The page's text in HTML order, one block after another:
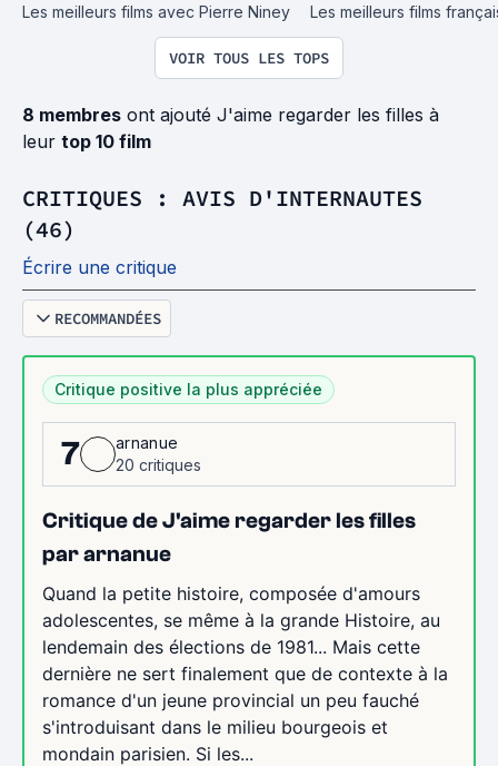
Les meilleurs films avec Pierre Niney Les meilleurs films
VOIR TOUS LES TOPS
8 membres ont ajouté J'aime regarder les filles à
leur top 10 film
CRITIQUES : AVIS D'INTERNAUTES
(46)
Écrire une critique
RECOMMANDÉES
Critique positive la plus appréciée
7
arnanue
20 critiques
Critique de J'aime regarder les filles
par arnanue
Quand la petite histoire, composée d'amours
adolescentes, se même à la grande Histoire, au
lendemain des élections de 1981... Mais cette
dernière ne sert finalement que de contexte à la
romance d'un jeune provincial un peu fauché
s'introduisant dans le milieu bourgeois et
mondain parisien. Si les...